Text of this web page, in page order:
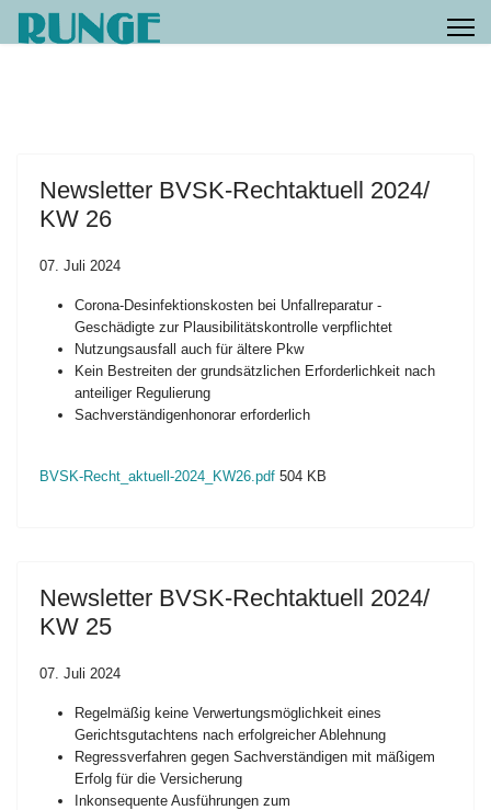
Newsletter BVSK-Rechtaktuell 2024/
KW 26
07. Juli 2024
Corona-Desinfektionskosten bei Unfallreparatur -
Geschädigte zur Plausibilitätskontrolle verpflichtet
Nutzungsausfall auch für ältere Pkw
Kein Bestreiten der grundsätzlichen Erforderlichkeit nach
anteiliger Regulierung
Sachverständigenhonorar erforderlich
BVSK-Recht_aktuell-2024_KW26.pdf 504 KB
Newsletter BVSK-Rechtaktuell 2024/
KW 25
07. Juli 2024
Regelmäßig keine Verwertungsmöglichkeit eines
Gerichtsgutachtens nach erfolgreicher Ablehnung
Regressverfahren gegen Sachverständigen mit mäßigem
Erfolg für die Versicherung
Inkonsequente Ausführungen zum